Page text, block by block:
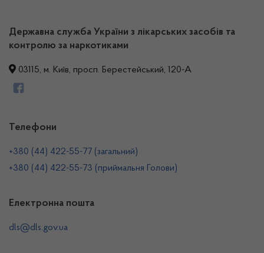
Державна служба України з лікарських засобів та
контролю за наркотиками
03115, м. Київ, просп. Берестейський, 120-А
Телефони
+380 (44) 422-55-77 (загальний)
+380 (44) 422-55-73 (приймальня Голови)
Електронна пошта
dls@dls.gov.ua